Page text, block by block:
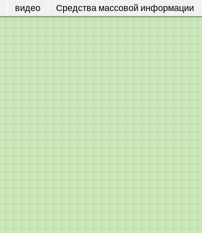
видео Средства массовой информации